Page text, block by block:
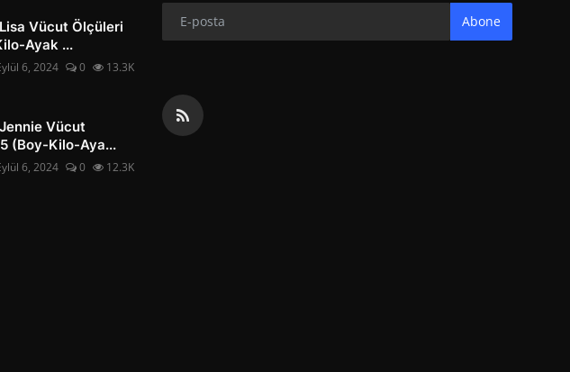
Vücut Ölçüleri
Ayak ...
6, 2024 0 13.3K
Vücut
(Boy-Kilo-Aya...
6, 2024 0 12.3K
Abone